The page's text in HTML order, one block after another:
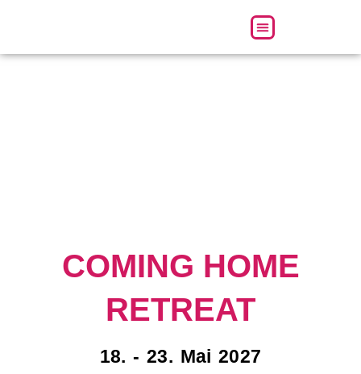
COMING HOME
RETREAT
18. - 23. Mai 2027